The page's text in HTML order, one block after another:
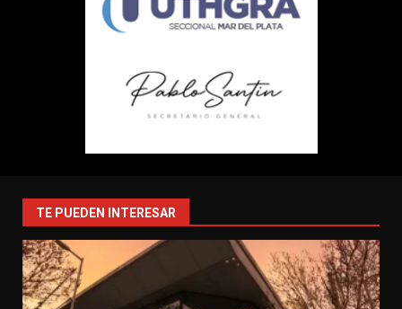
TE PUEDEN INTERESAR